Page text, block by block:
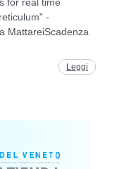
-
MattareiScadenza
Leggi